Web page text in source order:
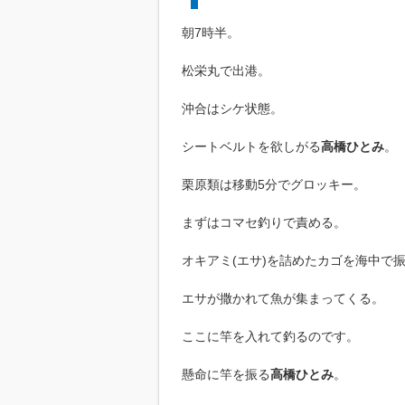
朝7時半。
松栄丸で出港。
沖合はシケ状態。
シートベルトを欲しがる高橋ひとみ。
栗原類は移動5分でグロッキー。
まずはコマセ釣りで責める。
オキアミ(エサ)を詰めたカゴを海中で
エサが撒かれて魚が集まってくる。
ここに竿を入れて釣るのです。
懸命に竿を振る高橋ひとみ。